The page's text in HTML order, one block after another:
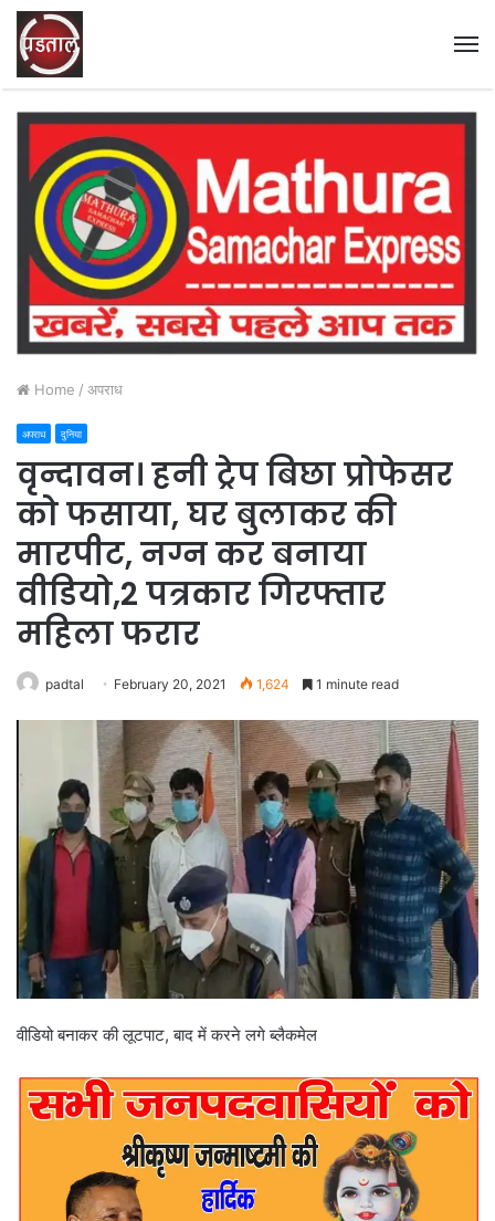
Home / अपराध
अपराध दुनिया
वृन्दावन। हनी ट्रेप बिछा प्रोफेसर
को फसाया, घर बुलाकर की
मारपीट, नग्न कर बनाया
वीडियो,2 पत्रकार गिरफ्तार
महिला फरार
padtal February 20, 2021 1,624 1 minute read
वीडियो बनाकर की लूटपाट, बाद में करने लगे ब्लैकमेल